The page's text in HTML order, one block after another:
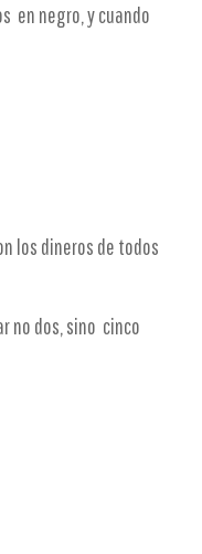
en negro, y cuando
los dineros de todos
no dos, sino cinco